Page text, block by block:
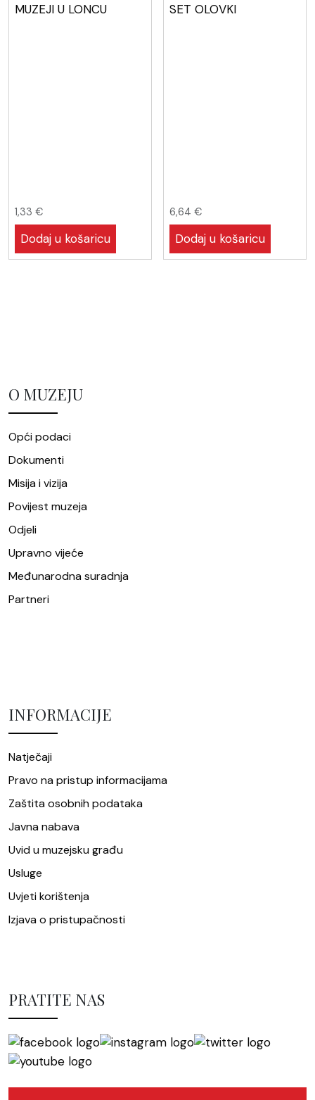
MUZEJI U LONCU
1,33 €
Dodaj u košaricu
SET OLOVKI
6,64€
Dodaj u košaricu
O MUZEJU
Opći podaci
Dokumenti
Misija i vizija
Povijest muzeja
Odjeli
Upravno vijeće
Međunarodna suradnja
Partneri
INFORMACIJE
Natječaji
Pravo na pristup informacijama
Zaštita osobnih podataka
Javna nabava
Uvid u muzejsku građu
Usluge
Uvjeti korištenja
Izjava o pristupačnosti
PRATITE NAS